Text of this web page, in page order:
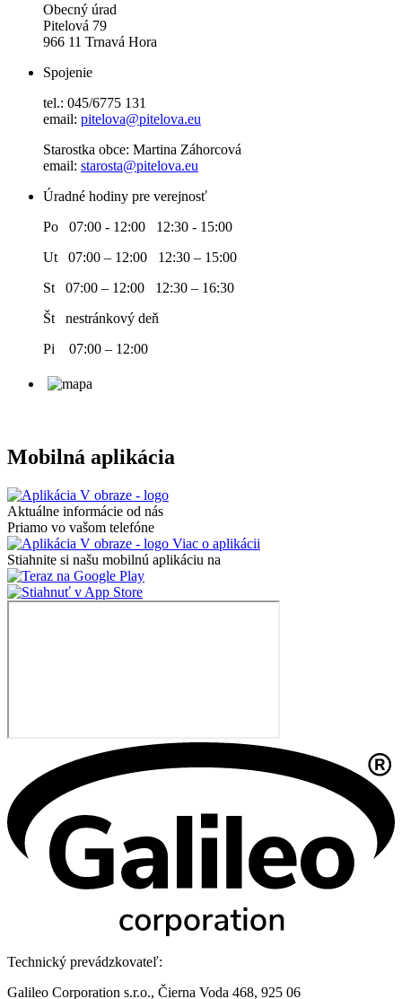
Obecný úrad
Pitelová 79
966 11 Trnavá Hora
Spojenie
tel.: 045/6775 131
email: pitelova@pitelova.eu
Starostka obce: Martina Záhorcová
email: starosta@pitelova.eu
Úradné hodiny pre verejnosť
Po 07:00 - 12:00 12:30 - 15:00
Ut 07:00 – 12:00 12:30 – 15:00
St 07:00 – 12:00 12:30 – 16:30
Št nestránkový deň
Pi 07:00 – 12:00
Mobilná aplikácia
Aktuálne informácie od nás
Priamo vo vašom telefóne
Viac o aplikácii
Stiahnite si našu mobilnú aplikáciu na
Technický prevádzkovateľ:
Galileo Corporation s.r.o., Čierna Voda 468, 925 06